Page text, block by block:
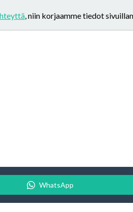
, niin korjaamme tiedot
WhatsApp